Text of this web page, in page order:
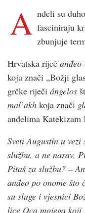
A nđeli su
fasciniraju
zbunjuje
Hrvatska riječ anđeo
koja znači „Božji
grčke riječi ángelos
mal’ākh koja znači
anđelima Katekizam
Sveti Augustin u
službu, a ne narav.
Pitaš za službu? –
anđeo po onome
su sluge i vjesnici
lice Oca mojega koji